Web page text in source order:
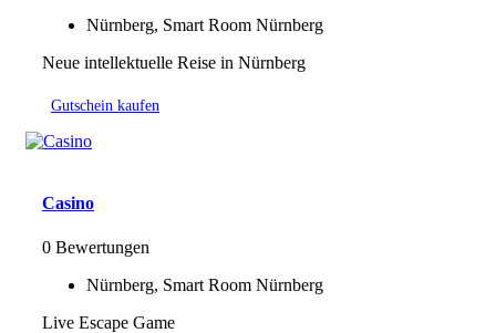
Nürnberg, Smart Room Nürnberg
Neue intellektuelle Reise in Nürnberg
Gutschein kaufen
Casino
0 Bewertungen
Nürnberg, Smart Room Nürnberg
Live Escape Game